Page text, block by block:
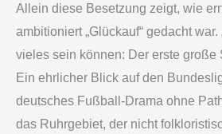
Allein diese Besetzung zeigt, wie
ambitioniert „Glückauf“ gedacht war.
vieles sein können: Der erste große
Ein ehrlicher Blick auf den
deutsches Fußball-Drama ohne
das Ruhrgebiet, der nicht